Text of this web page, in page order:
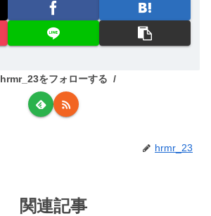
hrmr_23をフォローする
hrmr_23
関連記事